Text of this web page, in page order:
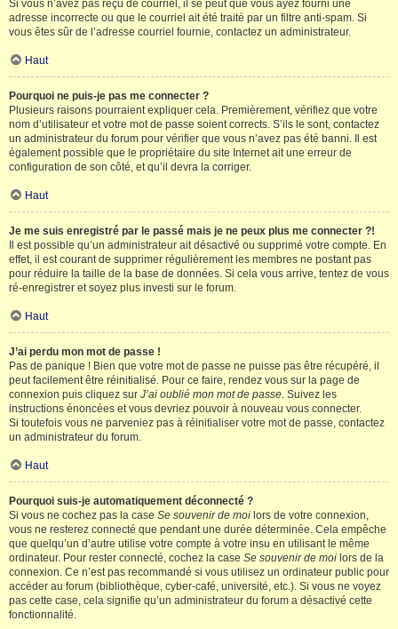
Si vous n’avez pas reçu de courriel, il se peut que vous ayez fourni une
adresse incorrecte ou que le courriel ait été traité par un filtre anti-spam. Si
vous êtes sûr de l’adresse courriel fournie, contactez un administrateur.
Haut
Pourquoi ne puis-je pas me connecter ?
Plusieurs raisons pourraient expliquer cela. Premièrement, vérifiez que votre
nom d’utilisateur et votre mot de passe soient corrects. S’ils le sont, contactez
un administrateur du forum pour vérifier que vous n’avez pas été banni. Il est
également possible que le propriétaire du site Internet ait une erreur de
configuration de son côté, et qu’il devra la corriger.
Haut
Je me suis enregistré par le passé mais je ne peux plus me connecter ?!
Il est possible qu’un administrateur ait désactivé ou supprimé votre compte. En
effet, il est courant de supprimer régulièrement les membres ne postant pas
pour réduire la taille de la base de données. Si cela vous arrive, tentez de vous
ré-enregistrer et soyez plus investi sur le forum.
Haut
J’ai perdu mon mot de passe !
Pas de panique ! Bien que votre mot de passe ne puisse pas être récupéré, il
peut facilement être réinitialisé. Pour ce faire, rendez vous sur la page de
connexion puis cliquez sur J’ai oublié mon mot de passe. Suivez les
instructions énoncées et vous devriez pouvoir à nouveau vous connecter.
Si toutefois vous ne parveniez pas à réinitialiser votre mot de passe, contactez
un administrateur du forum.
Haut
Pourquoi suis-je automatiquement déconnecté ?
Si vous ne cochez pas la case Se souvenir de moi lors de votre connexion,
vous ne resterez connecté que pendant une durée déterminée. Cela empêche
que quelqu’un d’autre utilise votre compte à votre insu en utilisant le même
ordinateur. Pour rester connecté, cochez la case Se souvenir de moi lors de la
connexion. Ce n’est pas recommandé si vous utilisez un ordinateur public pour
accéder au forum (bibliothèque, cyber-café, université, etc.). Si vous ne voyez
pas cette case, cela signifie qu’un administrateur du forum a désactivé cette
fonctionnalité.